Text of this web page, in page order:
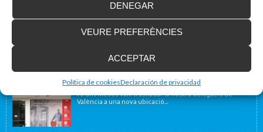
ACCEPTAR
DENEGAR
VEURE PREFERÈNCIES
Política de cookiesDeclaración de privacidad
Nova seu d’Enier a la Comunitat Valenciana
Fa uns mesos vam traslladar la nostra delegació de
València a una nova ubicació...